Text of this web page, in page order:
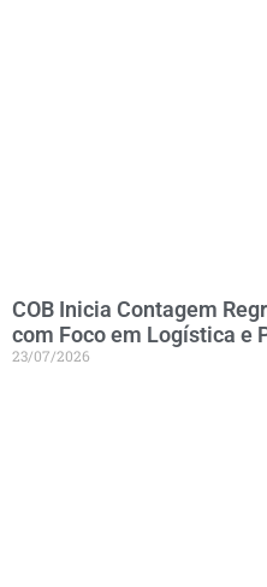
COB Inicia Contagem
com Foco em Logística e
23/07/2026